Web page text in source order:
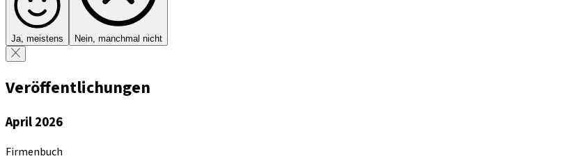
Ja, meistens Nein, manchmal nicht
Veröffentlichungen
April 2026
Firmenbuch